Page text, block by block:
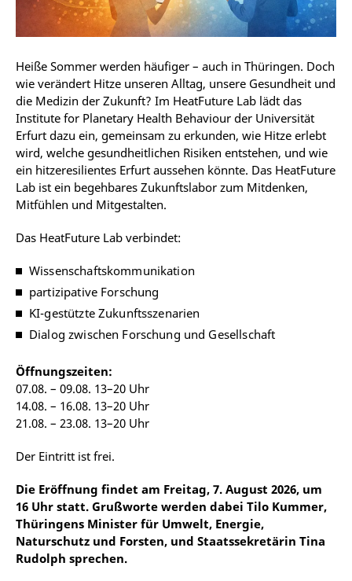
Heiße Sommer werden häufiger – auch in Thüringen. Doch
wie verändert Hitze unseren Alltag, unsere Gesundheit und
die Medizin der Zukunft? Im HeatFuture Lab lädt das
Institute for Planetary Health Behaviour der Universität
Erfurt dazu ein, gemeinsam zu erkunden, wie Hitze erlebt
wird, welche gesundheitlichen Risiken entstehen, und wie
ein hitzeresilientes Erfurt aussehen könnte. Das HeatFuture
Lab ist ein begehbares Zukunftslabor zum Mitdenken,
Mitfühlen und Mitgestalten.
Das HeatFuture Lab verbindet:
Wissenschaftskommunikation
partizipative Forschung
KI-gestützte Zukunftsszenarien
Dialog zwischen Forschung und Gesellschaft
Öffnungszeiten:
07.08. – 09.08. 13–20 Uhr
14.08. – 16.08. 13–20 Uhr
21.08. – 23.08. 13–20 Uhr
Der Eintritt ist frei.
Die Eröffnung findet am Freitag, 7. August 2026, um
16 Uhr statt. Grußworte werden dabei Tilo Kummer,
Thüringens Minister für Umwelt, Energie,
Naturschutz und Forsten, und Staatssekretärin Tina
Rudolph sprechen.